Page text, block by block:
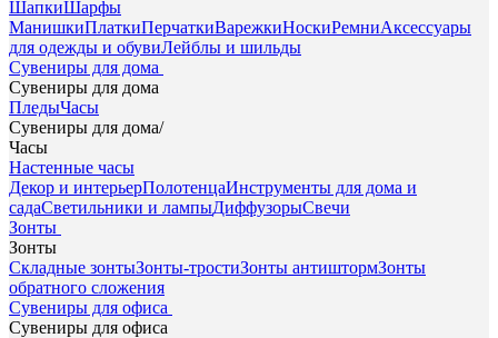
ШапкиШарфы
МанишкиПлаткиПерчаткиВарежкиНоскиРемниАксессуары
для одежды и обувиЛейблы и шильды
Сувениры для дома
Сувениры для дома
ПледыЧасы
Сувениры для дома/
Часы
Настенные часы
Декор и интерьерПолотенцаИнструменты для дома и
садаСветильники и лампыДиффузорыСвечи
Зонты
Зонты
Складные зонтыЗонты-тростиЗонты антиштормЗонты
обратного сложения
Сувениры для офиса
Сувениры для офиса